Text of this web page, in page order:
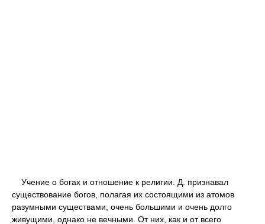
Учение о богах и отношение к религии. Д. признавал
существование богов, полагая их состоящими из атомов
разумными существами, очень большими и очень долго
живущими, однако не вечными. От них, как и от всего